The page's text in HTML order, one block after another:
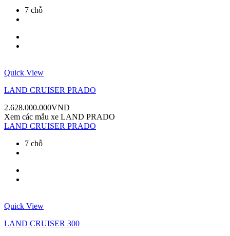
7 chỗ
Quick View
LAND CRUISER PRADO
2.628.000.000VND
Xem các mẫu xe LAND PRADO
LAND CRUISER PRADO
7 chỗ
Quick View
LAND CRUISER 300